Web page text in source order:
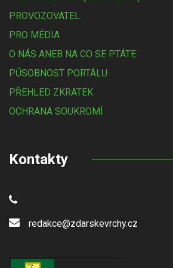
PROVOZOVATEL
PRO MÉDIA
O NÁS ANEB NA CO SE PTÁTE
PŮSOBNOST PORTÁLU
PŘEHLED ZKRATEK
OCHRANA SOUKROMÍ
Kontakty
redakce@zdarskevrchy.cz